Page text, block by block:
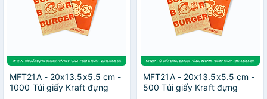
MFT21A - 20x13.5x5.5 cm -
1000 Túi giấy Kraft đựng
MFT21A - 20x13.5x5.5 cm -
500 Túi giấy Kraft đựng